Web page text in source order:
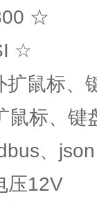
☆
☆
鼠标、
标、键
、json
12V